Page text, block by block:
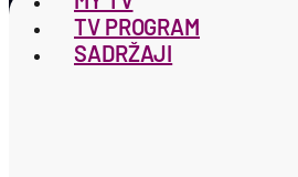
TV PROGRAM
SADRŽAJI